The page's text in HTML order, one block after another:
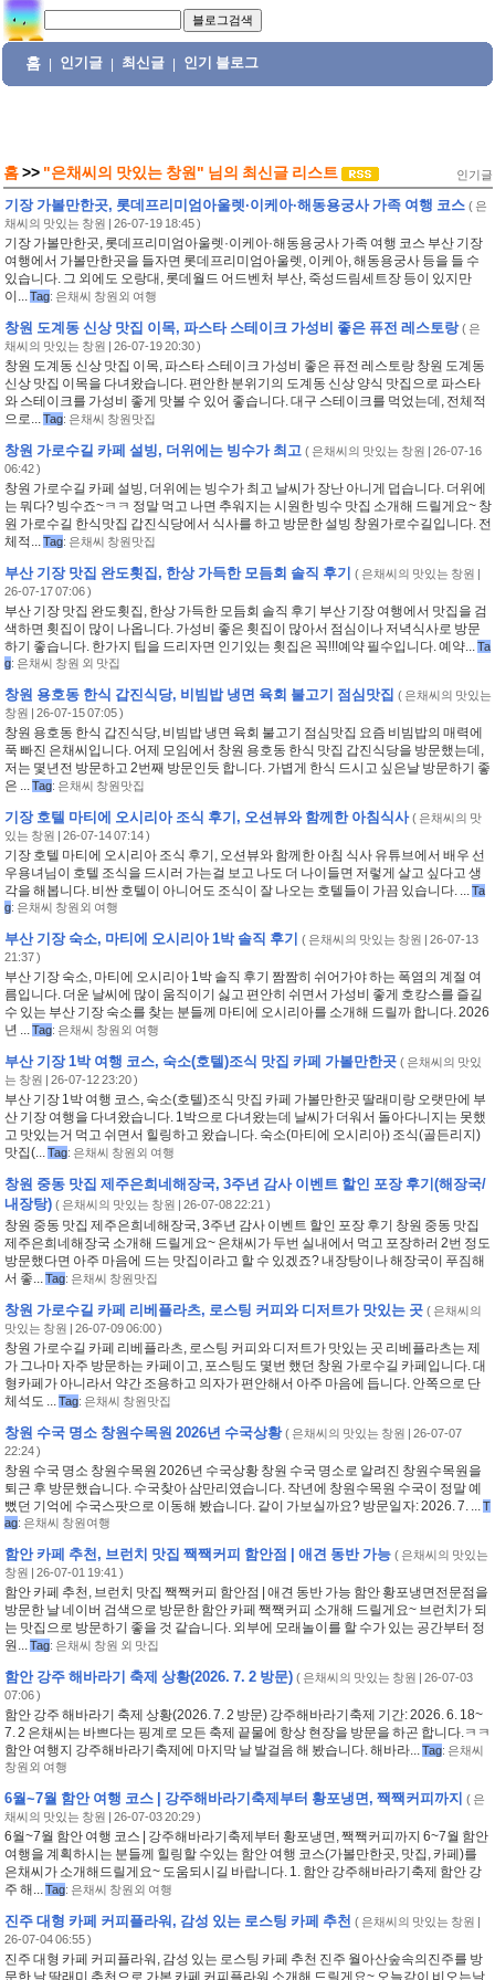
홈 인기글 최신글 인기 블로그
홈 >> "은채씨의 맛있는 창원" 님의 최신글 리스트 인기글
기장 가볼만한곳, 롯데프리미엄아울렛·이케아·해동용궁사 가족 여행 코스 ( 은
채씨의 맛있는 창원 | 26-07-19 18:45 )
기장 가볼만한곳, 롯데프리미엄아울렛·이케아·해동용궁사 가족 여행 코스 부산 기장
여행에서 가볼만한곳을 들자면 롯데프리미엄아울렛, 이케아, 해동용궁사 등을 들 수
있습니다. 그 외에도 오랑대, 롯데월드 어드벤처 부산, 죽성드림세트장 등이 있지만
이...Tag: 은채씨 창원외 여행
창원 도계동 신상 맛집 이목, 파스타 스테이크 가성비 좋은 퓨전 레스토랑 ( 은
채씨의 맛있는 창원 | 26-07-19 20:30 )
창원 도계동 신상 맛집 이목, 파스타 스테이크 가성비 좋은 퓨전 레스토랑 창원 도계동
신상 맛집 이목을 다녀왔습니다. 편안한 분위기의 도계동 신상 양식 맛집으로 파스타
와 스테이크를 가성비 좋게 맛볼 수 있어 좋습니다. 대구 스테이크를 먹었는데, 전체적
으로...Tag: 은채씨 창원맛집
창원 가로수길 카페 설빙, 더위에는 빙수가 최고 ( 은채씨의 맛있는 창원 | 26-07-16
06:42 )
창원 가로수길 카페 설빙, 더위에는 빙수가 최고 날씨가 장난 아니게 덥습니다. 더위에
는 뭐다? 빙수죠~ㅋㅋ 정말 먹고 나면 추워지는 시원한 빙수 맛집 소개해 드릴게요~ 창
원 가로수길 한식맛집 갑진식당에서 식사를 하고 방문한 설빙 창원가로수길입니다. 전
체적...Tag: 은채씨 창원맛집
부산 기장 맛집 완도횟집, 한상 가득한 모듬회 솔직 후기 ( 은채씨의 맛있는 창원 |
26-07-17 07:06 )
부산 기장 맛집 완도횟집, 한상 가득한 모듬회 솔직 후기 부산 기장 여행에서 맛집을 검
색하면 횟집이 많이 나옵니다. 가성비 좋은 횟집이 많아서 점심이나 저녁식사로 방문
하기 좋습니다. 한가지 팁을 드리자면 인기있는 횟집은 꼭!!!예약 필수입니다. 예약...Ta
g: 은채씨 창원 외 맛집
창원 용호동 한식 갑진식당, 비빔밥 냉면 육회 불고기 점심맛집 ( 은채씨의 맛있는
창원 | 26-07-15 07:05 )
창원 용호동 한식 갑진식당, 비빔밥 냉면 육회 불고기 점심맛집 요즘 비빔밥의 매력에
푹 빠진 은채씨입니다. 어제 모임에서 창원 용호동 한식 맛집 갑진식당을 방문했는데,
저는 몇년전 방문하고 2번째 방문인듯 합니다. 가볍게 한식 드시고 싶은날 방문하기 좋
은 ...Tag: 은채씨 창원맛집
기장 호텔 마티에 오시리아 조식 후기, 오션뷰와 함께한 아침식사 ( 은채씨의 맛
있는 창원 | 26-07-14 07:14 )
기장 호텔 마티에 오시리아 조식 후기, 오션뷰와 함께한 아침 식사 유튜브에서 배우 선
우용녀님이 호텔 조식을 드시러 가는걸 보고 나도 더 나이들면 저렇게 살고 싶다고 생
각을 해봅니다. 비싼 호텔이 아니어도 조식이 잘 나오는 호텔들이 가끔 있습니다. ...Ta
g: 은채씨 창원외 여행
부산 기장 숙소, 마티에 오시리아 1박 솔직 후기 ( 은채씨의 맛있는 창원 | 26-07-13
21:37 )
부산 기장 숙소, 마티에 오시리아 1박 솔직 후기 짬짬히 쉬어가야 하는 폭염의 계절 여
름입니다. 더운 날씨에 많이 움직이기 싫고 편안히 쉬면서 가성비 좋게 호캉스를 즐길
수 있는 부산 기장 숙소를 찾는 분들께 마티에 오시리아를 소개해 드릴까 합니다. 2026
년 ...Tag: 은채씨 창원외 여행
부산 기장 1박 여행 코스, 숙소(호텔)조식 맛집 카페 가볼만한곳 ( 은채씨의 맛있
는 창원 | 26-07-12 23:20 )
부산 기장 1박 여행 코스, 숙소(호텔)조식 맛집 카페 가볼만한곳 딸래미랑 오랫만에 부
산 기장 여행을 다녀왔습니다. 1박으로 다녀왔는데 날씨가 더워서 돌아다니지는 못했
고 맛있는거 먹고 쉬면서 힐링하고 왔습니다. 숙소(마티에 오시리아) 조식(골든리지)
맛집(...Tag: 은채씨 창원외 여행
창원 중동 맛집 제주은희네해장국, 3주년 감사 이벤트 할인 포장 후기(해장국/
내장탕) ( 은채씨의 맛있는 창원 | 26-07-08 22:21 )
창원 중동 맛집 제주은희네해장국, 3주년 감사 이벤트 할인 포장 후기 창원 중동 맛집
제주은희네해장국 소개해 드릴게요~ 은채씨가 두번 실내에서 먹고 포장하러 2번 정도
방문했다면 아주 마음에 드는 맛집이라고 할 수 있겠죠? 내장탕이나 해장국이 푸짐해
서 좋...Tag: 은채씨 창원맛집
창원 가로수길 카페 리베플라츠, 로스팅 커피와 디저트가 맛있는 곳 ( 은채씨의
맛있는 창원 | 26-07-09 06:00 )
창원 가로수길 카페 리베플라츠, 로스팅 커피와 디저트가 맛있는 곳 리베플라츠는 제
가 그나마 자주 방문하는 카페이고, 포스팅도 몇번 했던 창원 가로수길 카페입니다. 대
형카페가 아니라서 약간 조용하고 의자가 편안해서 아주 마음에 듭니다. 안쪽으로 단
체석도 ...Tag: 은채씨 창원맛집
창원 수국 명소 창원수목원 2026년 수국상황 ( 은채씨의 맛있는 창원 | 26-07-07
22:24 )
창원 수국 명소 창원수목원 2026년 수국상황 창원 수국 명소로 알려진 창원수목원을
퇴근 후 방문했습니다. 수국찾아 삼만리였습니다. 작년에 창원수목원 수국이 정말 예
뻤던 기억에 수국스팟으로 이동해 봤습니다. 같이 가보실까요? 방문일자: 2026. 7. ...T
ag: 은채씨 창원여행
함안 카페 추천, 브런치 맛집 짹짹커피 함안점 | 애견 동반 가능 ( 은채씨의 맛있는
창원 | 26-07-01 19:41 )
함안 카페 추천, 브런치 맛집 짹짹커피 함안점 | 애견 동반 가능 함안 황포냉면전문점을
방문한 날 네이버 검색으로 방문한 함안 카페 짹짹커피 소개해 드릴게요~ 브런치가 되
는 맛집으로 방문하기 좋을 것 같습니다. 외부에 모래놀이를 할 수가 있는 공간부터 정
원...Tag: 은채씨 창원 외 맛집
함안 강주 해바라기 축제 상황(2026. 7. 2 방문) ( 은채씨의 맛있는 창원 | 26-07-03
07:06 )
함안 강주 해바라기 축제 상황(2026. 7. 2 방문) 강주해바라기축제 기간: 2026. 6. 18~
7. 2 은채씨는 바쁘다는 핑계로 모든 축제 끝물에 항상 현장을 방문을 하곤 합니다.ㅋㅋ
함안 여행지 강주해바라기축제에 마지막 날 발걸음 해 봤습니다. 해바라...Tag: 은채씨
창원외 여행
6월~7월 함안 여행 코스 | 강주해바라기축제부터 황포냉면, 짹짹커피까지 ( 은
채씨의 맛있는 창원 | 26-07-03 20:29 )
6월~7월 함안 여행 코스 | 강주해바라기축제부터 황포냉면, 짹짹커피까지 6~7월 함안
여행을 계획하시는 분들께 힐링할 수있는 함안 여행 코스(가볼만한곳, 맛집, 카페)를
은채씨가 소개해드릴게요~ 도움되시길 바랍니다. 1. 함안 강주해바라기축제 함안 강
주 해...Tag: 은채씨 창원외 여행
진주 대형 카페 커피플라워, 감성 있는 로스팅 카페 추천 ( 은채씨의 맛있는 창원 |
26-07-04 06:55 )
진주 대형 카페 커피플라워, 감성 있는 로스팅 카페 추천 진주 월아산숲속의진주를 방
문한 날 딸래미 추천으로 가본 카페 커피플라워 소개해 드릴게요~ 오늘같이 비오는날